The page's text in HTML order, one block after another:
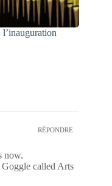
RÉPONDRE
now.
called Arts